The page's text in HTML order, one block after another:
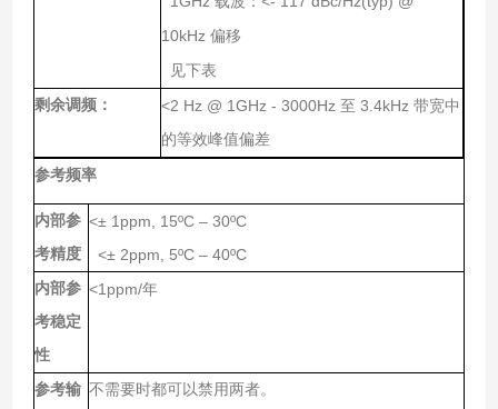
10kHz 偏移
见下表
剩余调频： <2 Hz @ 1GHz - 3000Hz 至 3.4kHz 带宽中
的等效峰值偏差
参考频率
内部参
考精度
<± 1ppm, 15ºC – 30ºC
<± 2ppm, 5ºC – 40ºC
内部参
考稳定
性
<1ppm/年
参考输 不需要时都可以禁用两者。